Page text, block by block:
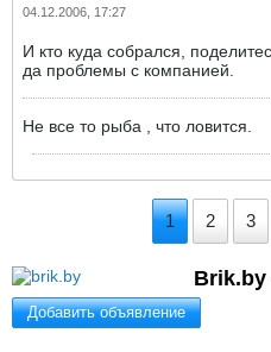
04.12.2006, 17:27
И кто куда собрался,
да проблемы с компанией.
Не все то рыба , что ловится.
1 2 3
Brik.by
Добавить объявление